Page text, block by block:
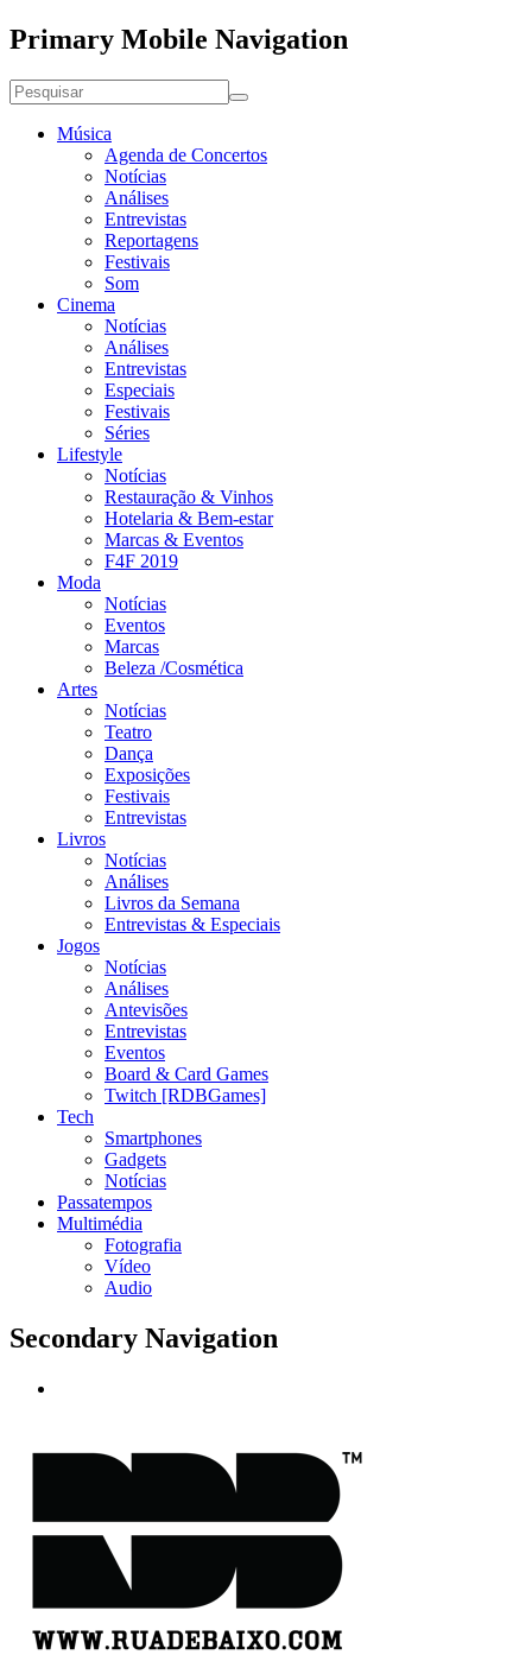
Primary Mobile Navigation
Música
Agenda de Concertos
Notícias
Análises
Entrevistas
Reportagens
Festivais
Som
Cinema
Notícias
Análises
Entrevistas
Especiais
Festivais
Séries
Lifestyle
Notícias
Restauração & Vinhos
Hotelaria & Bem-estar
Marcas & Eventos
F4F 2019
Moda
Notícias
Eventos
Marcas
Beleza /Cosmética
Artes
Notícias
Teatro
Dança
Exposições
Festivais
Entrevistas
Livros
Notícias
Análises
Livros da Semana
Entrevistas & Especiais
Jogos
Notícias
Análises
Antevisões
Entrevistas
Eventos
Board & Card Games
Twitch [RDBGames]
Tech
Smartphones
Gadgets
Notícias
Passatempos
Multimédia
Fotografia
Vídeo
Audio
Secondary Navigation